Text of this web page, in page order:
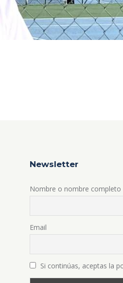
Newsletter
Nombre o nombre completo
Email
Si continúas, aceptas la